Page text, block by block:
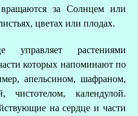
за Солнцем или
цветах или плодах.
управляет растениями
которых напоминают по
апельсином, шафраном,
чистотелом, календулой.
на сердце и части